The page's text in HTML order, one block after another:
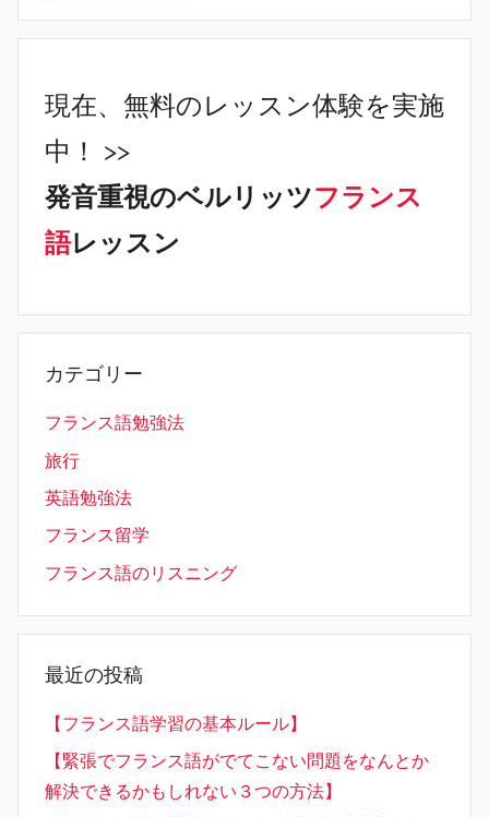
現在、無料のレッスン体験を実施
中！ >>
発音重視のベルリッツフランス
語レッスン
カテゴリー
フランス語勉強法
旅行
英語勉強法
フランス留学
フランス語のリスニング
最近の投稿
【フランス語学習の基本ルール】
【緊張でフランス語がでてこない問題をなんとか
解決できるかもしれない３つの方法】